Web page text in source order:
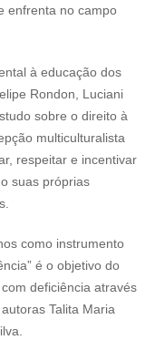
enfrenta no campo
à educação dos
Rondon, Luciani
sobre o direito à
multiculturalista
respeitar e incentivar
suas próprias
como instrumento
é o objetivo do
deficiência através
Talita Maria